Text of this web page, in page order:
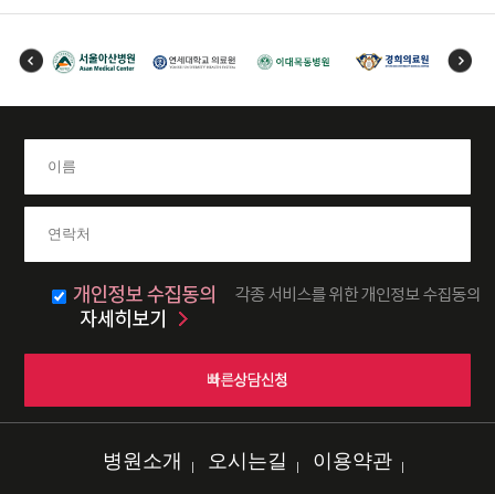
병원소개 오시는길 이용약관